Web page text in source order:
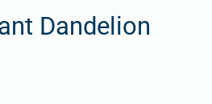
Dandelion